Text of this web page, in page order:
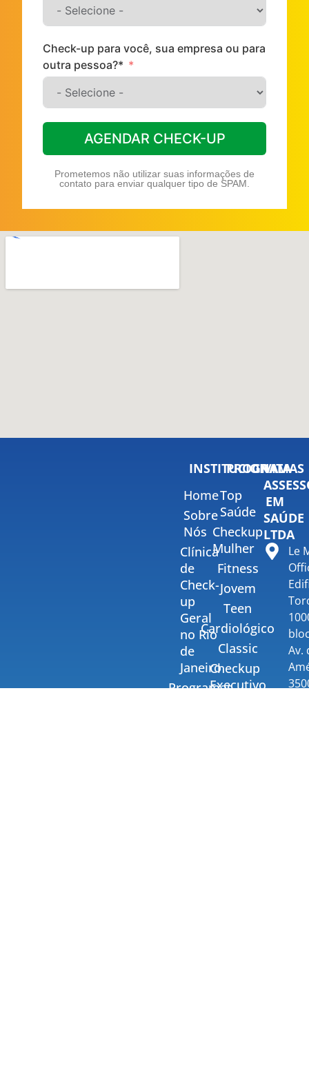
Check-up para você, sua empresa ou para
outra pessoa?*
AGENDAR CHECK-UP
Prometemos não utilizar suas informações de
contato para enviar qualquer tipo de SPAM.
INSTITUCIONAL
Home
Sobre
Nós
Clínica
de
Check-
up
Geral
no Rio
de
Janeiro
Programas
PROGRAMAS
Top
Saúde
Checkup
Mulher
Fitness
Jovem
Teen
Cardiológico
Classic
Checkup
Executivo
VITA
EM
SAÚDE
LTDA
Le
Av.